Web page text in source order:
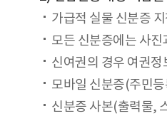
가급적 실물 신분증
모든 신분증에는 사
신여권의 경우 여권
모바일 신분증(주민
신분증 사본(출력물,